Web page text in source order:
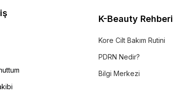
K-Beauty Rehberi
Kore Cilt Bakım Rutini
PDRN Nedir?
Bilgi Merkezi